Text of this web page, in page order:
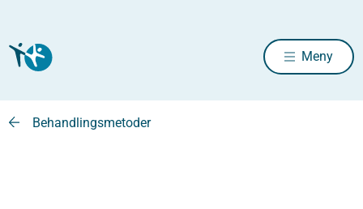
Meny
Behandlingsmetoder